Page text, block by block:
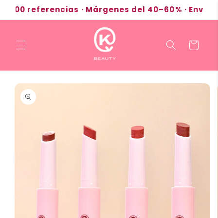
directamente
al contenido
· Márgenes del 40–60% · Envíos a
Carrito
Ir
directamente
a la
información
del producto